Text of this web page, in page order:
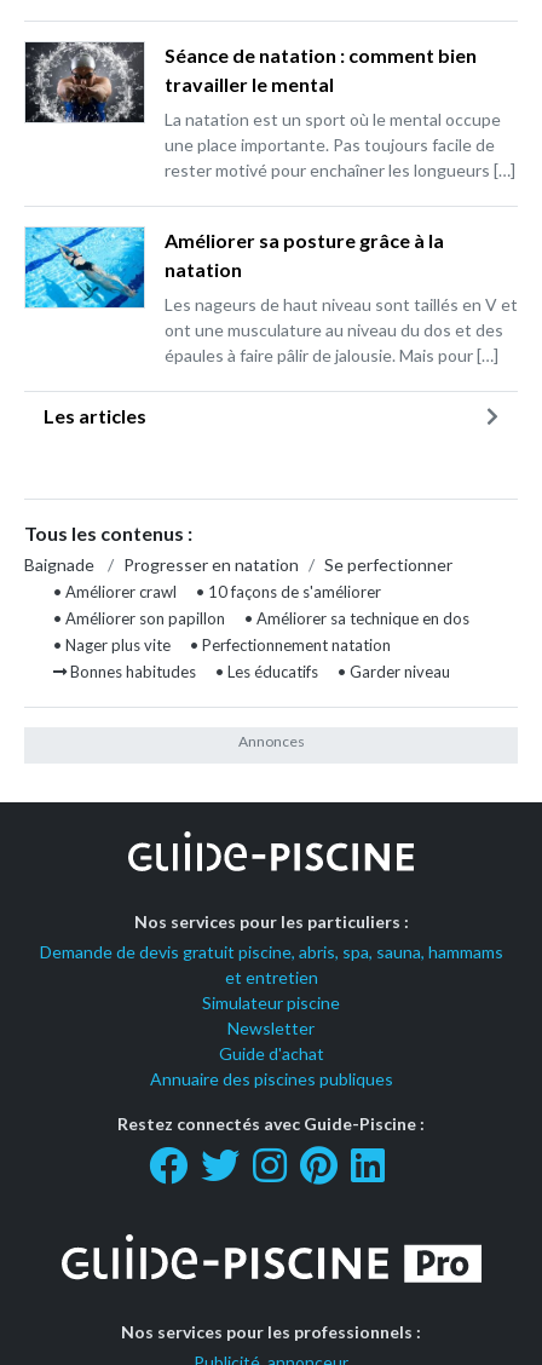
Séance de natation : comment bien
travailler le mental
La natation est un sport où le mental occupe
une place importante. Pas toujours facile de
rester motivé pour enchaîner les longueurs […]
Améliorer sa posture grâce à la
natation
Les nageurs de haut niveau sont taillés en V et
ont une musculature au niveau du dos et des
épaules à faire pâlir de jalousie. Mais pour […]
Les articles
Tous les contenus :
Baignade / Progresser en natation / Se perfectionner
• Améliorer crawl
• 10 façons de s'améliorer
• Améliorer son papillon
• Améliorer sa technique en dos
• Nager plus vite
• Perfectionnement natation
Bonnes habitudes
• Les éducatifs • Garder niveau
Nos services pour les particuliers :
Demande de devis gratuit piscine, abris, spa, sauna, hammams
et entretien
Simulateur piscine
Newsletter
Guide d'achat
Annuaire des piscines publiques
Restez connectés avec Guide-Piscine :
Nos services pour les professionnels :